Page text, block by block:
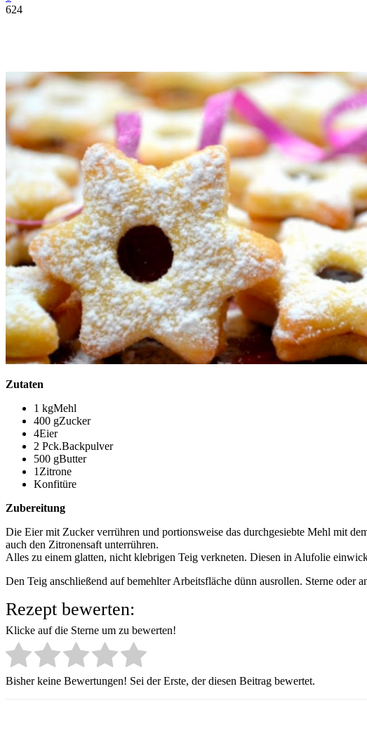
624
Zutaten
1 kgMehl
400 gZucker
4Eier
2 Pck.Backpulver
500 gButter
1Zitrone
Konfitüre
Zubereitung
Die Eier mit Zucker verrühren und portionsweise das durchgesiebte Mehl mit
auch den Zitronensaft unterrühren.
Alles zu einem glatten, nicht klebrigen Teig verkneten. Diesen in Alufolie
Den Teig anschließend auf bemehlter Arbeitsfläche dünn ausrollen. Sterne oder
Rezept bewerten:
Klicke auf die Sterne um zu bewerten!
Bisher keine Bewertungen! Sei der Erste, der diesen Beitrag bewertet.